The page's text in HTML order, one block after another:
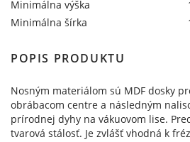
Minimálna výška
Minimálna šírka
POPIS PRODUKTU
Nosným materiálom sú MDF dosky
obrábacom centre a následným
prírodnej dyhy na vákuovom lise.
tvarová stálosť. Je zvlášť vhodná k